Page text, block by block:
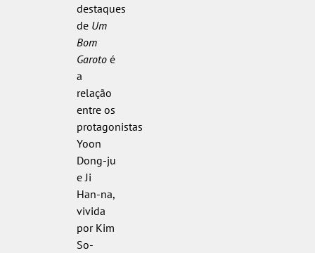
destaques
de Um
Bom
Garotoé
a
relação
entre os
protagonistas
Yoon
Dong-ju
e Ji
Han-na,
vivida
por Kim
So-